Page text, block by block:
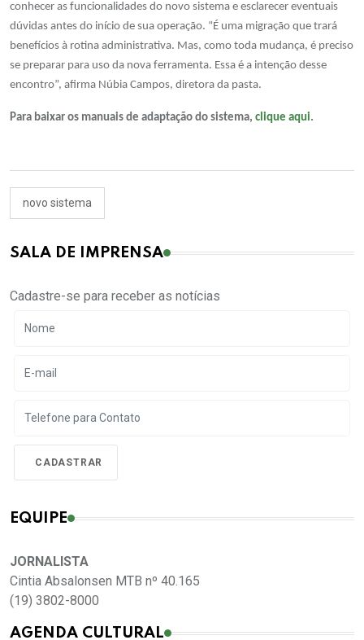
conhecer as funcionalidades do novo sistema e esclarecer eventuais
dúvidas antes do início de sua operação. “É uma migração que trará
benefícios à rotina administrativa. Mas, como toda mudança, é preciso
se preparar para uso da nova ferramenta. Essa é a intenção desse
encontro”, afirma Núbia Campos, diretora da pasta.
Para baixar os manuais de adaptação do sistema, clique aqui.
novo sistema
SALA DE IMPRENSA
Cadastre-se para receber as notícias
EQUIPE
JORNALISTA
Cintia Absalonsen MTB nº 40.165
(19) 3802-8000
AGENDA CULTURAL